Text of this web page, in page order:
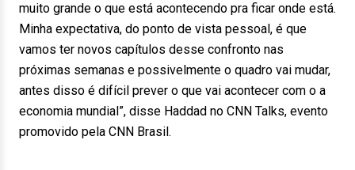
muito grande o que está acontecendo pra ficar onde está.
Minha expectativa, do ponto de vista pessoal, é que
vamos ter novos capítulos desse confronto nas
próximas semanas e possivelmente o quadro vai mudar,
antes disso é difícil prever o que vai acontecer com o a
economia mundial”, disse Haddad no CNN Talks, evento
promovido pela CNN Brasil.